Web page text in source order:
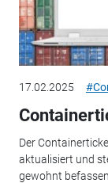
17.02.2025
Der
aktualisiert und
gewohnt